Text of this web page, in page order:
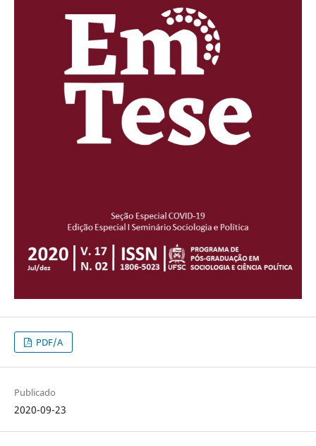
PDF/A
Publicado
2020-09-23